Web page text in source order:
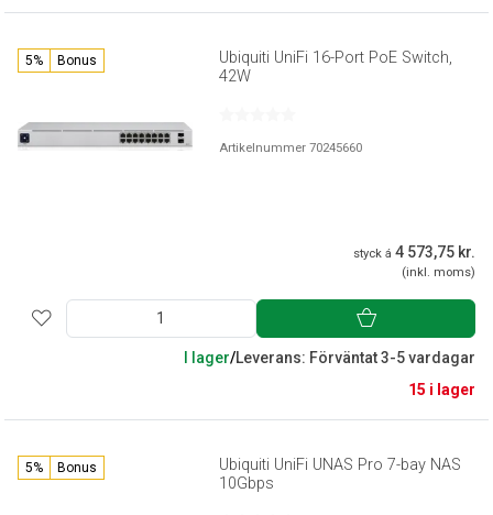
5% Bonus
Ubiquiti UniFi 16-Port PoE Switch,
42W
Artikelnummer 70245660
styck á 4 573,75 kr.
(inkl. moms)
I lager/Leverans: Förväntat 3-5 vardagar
15 i lager
5% Bonus
Ubiquiti UniFi UNAS Pro 7-bay NAS
10Gbps